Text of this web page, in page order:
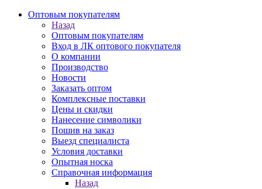
Оптовым покупателям
Назад
Оптовым покупателям
Вход в ЛК оптового покупателя
О компании
Производство
Новости
Заказать оптом
Комплексные поставки
Цены и скидки
Нанесение символики
Пошив на заказ
Выезд специалиста
Условия доставки
Опытная носка
Справочная информация
Назад